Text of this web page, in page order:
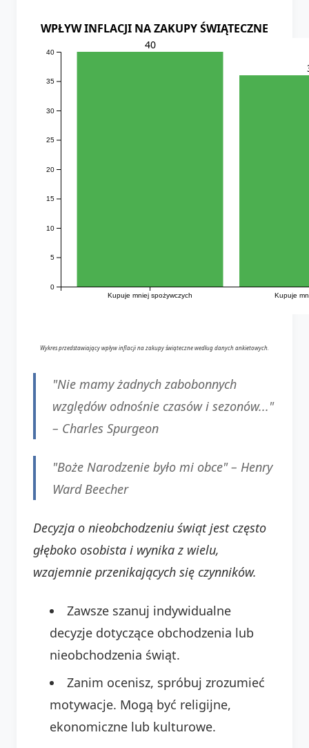
WPŁYW INFLACJI NA ZAKUPY ŚWIĄTECZNE
Kupuje mniej spożywczych Kupuje
0
5
10
15
20
25
30
35
40
40
Wykres przedstawiający wpływ inflacji na zakupy świąteczne według danych ankietowych.
"Nie mamy żadnych zabobonnych
względów odnośnie czasów i sezonów..."
– Charles Spurgeon
"Boże Narodzenie było mi obce" – Henry
Ward Beecher
Decyzja o nieobchodzeniu świąt jest często
głęboko osobista i wynika z wielu,
wzajemnie przenikających się czynników.
Zawsze szanuj indywidualne
decyzje dotyczące obchodzenia lub
nieobchodzenia świąt.
Zanim ocenisz, spróbuj zrozumieć
motywacje. Mogą być religijne,
ekonomiczne lub kulturowe.